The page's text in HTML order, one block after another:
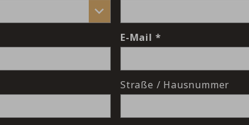
E-Mail
Straße / Hausnummer